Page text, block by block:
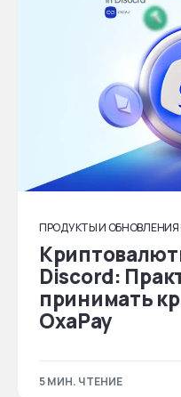
ПРОДУКТЫ И ОБНОВЛЕНИЯ
Discord:
принимать
OxaPay
5 МИН. ЧТЕНИЕ